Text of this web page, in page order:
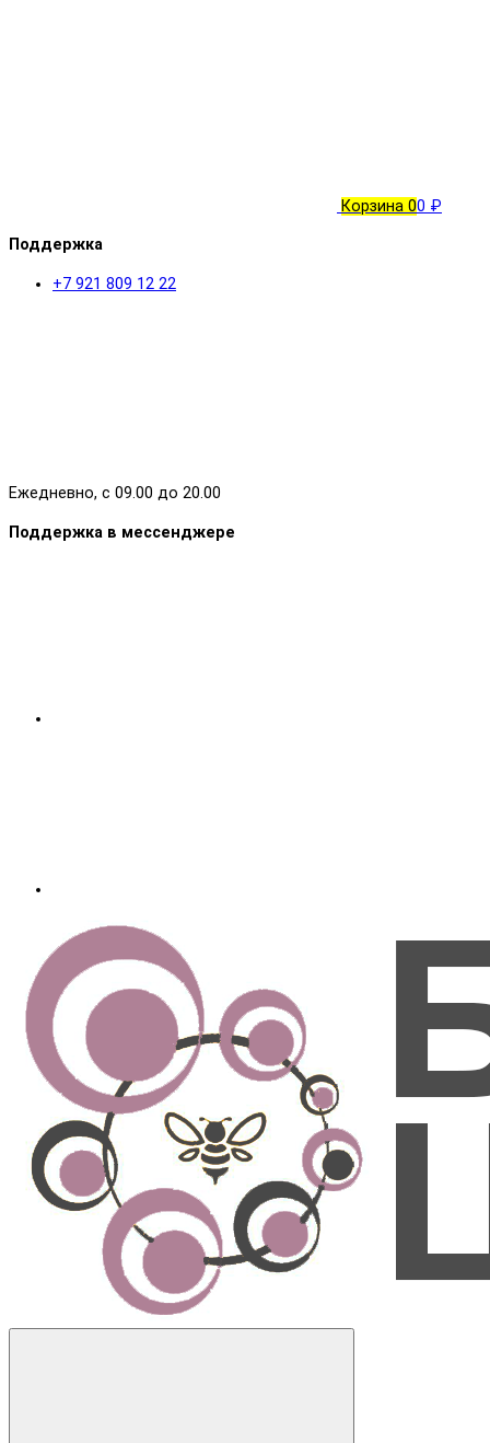
Корзина 00 ₽
Поддержка
+7 921 809 12 22
Ежедневно, с 09.00 до 20.00
Поддержка в мессенджере